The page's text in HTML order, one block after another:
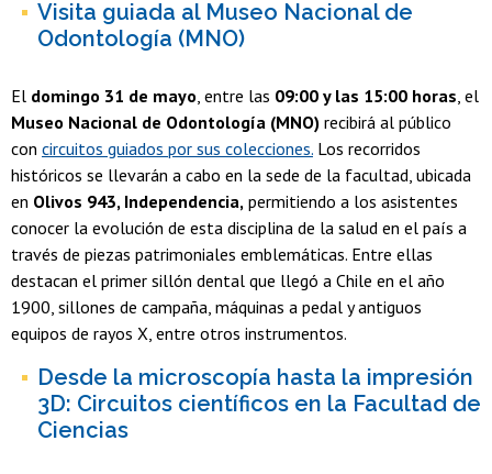
Visita guiada al Museo Nacional de
Odontología (MNO)
El domingo 31 de mayo , entre las 09:00 y las 15:00 horas , el
Museo Nacional de Odontología (MNO) recibirá al público
con circuitos guiados por sus colecciones. Los recorridos
históricos se llevarán a cabo en la sede de la facultad, ubicada
en Olivos 943, Independencia, permitiendo a los asistentes
conocer la evolución de esta disciplina de la salud en el país a
través de piezas patrimoniales emblemáticas. Entre ellas
destacan el primer sillón dental que llegó a Chile en el año
1900, sillones de campaña, máquinas a pedal y antiguos
equipos de rayos X, entre otros instrumentos.
Desde la microscopía hasta la impresión
3D: Circuitos científicos en la Facultad de
Ciencias